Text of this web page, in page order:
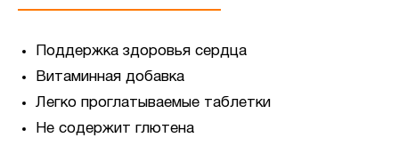
Поддержка здоровья сердца
Витаминная добавка
Легко проглатываемые таблетки
Не содержит глютена